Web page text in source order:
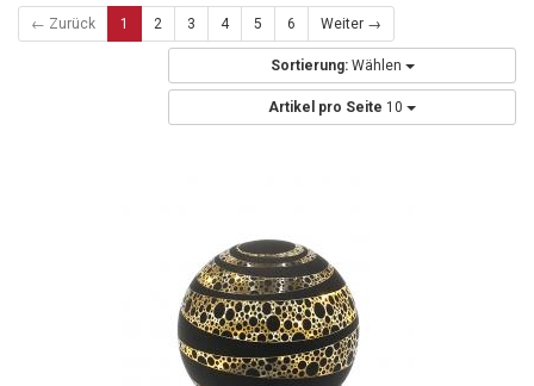
← Zurück 1 2 3 4 5 6 Weiter →
Sortierung: Wählen
Artikel pro Seite 10